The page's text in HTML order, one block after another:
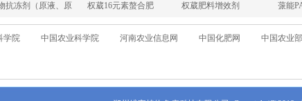
剂（原液、原 权葳16元素螯合肥 权葳肥料增效剂 蒎能PANOG
学院 中国农业科学院 河南农业信息网 中国化肥网 中国农业部